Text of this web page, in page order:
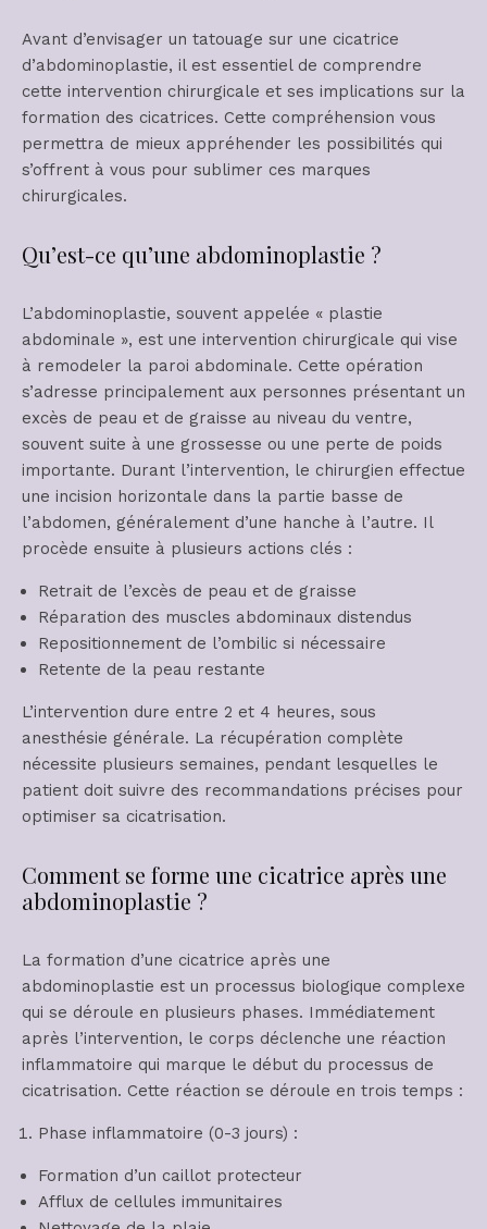
Avant d’envisager un tatouage sur une cicatrice
d’abdominoplastie, il est essentiel de comprendre
cette intervention chirurgicale et ses implications sur la
formation des cicatrices. Cette compréhension vous
permettra de mieux appréhender les possibilités qui
s’offrent à vous pour sublimer ces marques
chirurgicales.
Qu’est-ce qu’une abdominoplastie ?
L’abdominoplastie, souvent appelée « plastie
abdominale », est une intervention chirurgicale qui vise
à remodeler la paroi abdominale. Cette opération
s’adresse principalement aux personnes présentant un
excès de peau et de graisse au niveau du ventre,
souvent suite à une grossesse ou une perte de poids
importante. Durant l’intervention, le chirurgien effectue
une incision horizontale dans la partie basse de
l’abdomen, généralement d’une hanche à l’autre. Il
procède ensuite à plusieurs actions clés :
Retrait de l’excès de peau et de graisse
Réparation des muscles abdominaux distendus
Repositionnement de l’ombilic si nécessaire
Retente de la peau restante
L’intervention dure entre 2 et 4 heures, sous
anesthésie générale. La récupération complète
nécessite plusieurs semaines, pendant lesquelles le
patient doit suivre des recommandations précises pour
optimiser sa cicatrisation.
Comment se forme une cicatrice après une
abdominoplastie ?
La formation d’une cicatrice après une
abdominoplastie est un processus biologique complexe
qui se déroule en plusieurs phases. Immédiatement
après l’intervention, le corps déclenche une réaction
inflammatoire qui marque le début du processus de
cicatrisation. Cette réaction se déroule en trois temps :
Phase inflammatoire (0-3 jours) :
Formation d’un caillot protecteur
Afflux de cellules immunitaires